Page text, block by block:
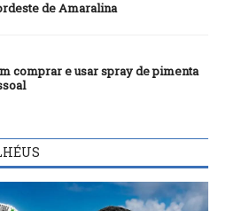
de Amaralina
comprar e usar spray de pimenta